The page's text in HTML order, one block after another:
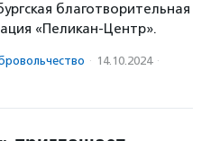
благотворительная
«Пеликан-Центр».
· 14.10.2024 ·